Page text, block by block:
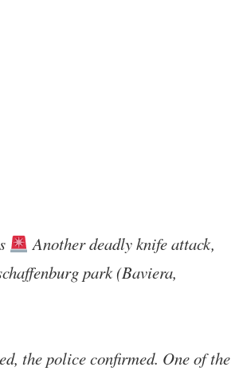
Another deadly knife attack,
park (Baviera,
the police confirmed. One of the